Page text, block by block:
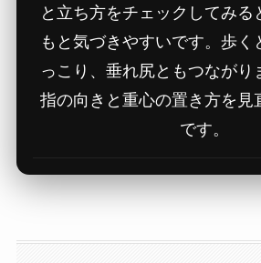
と立ち方をチェックしてみる
もと気づきやすいです。歩く
っこり、垂れ尻ともつながり
指の向きと重心の置き方を見
です。